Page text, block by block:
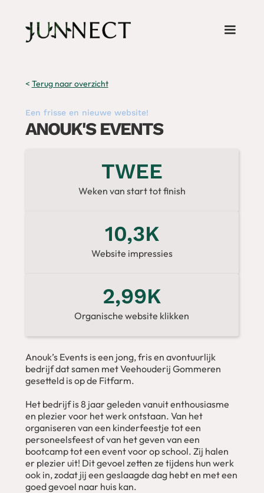
< Terug naar overzicht
Een frisse en nieuwe website!
ANOUK'S EVENTS
TWEE
Weken van start tot finish
10,3K
Website impressies
2,99K
Organische website klikken
Anouk’s Events is een jong, fris en avontuurlijk
bedrijf dat samen met Veehouderij Gommeren
gesetteld is op de Fitfarm.
Het bedrijf is 8 jaar geleden vanuit enthousiasme
en plezier voor het werk ontstaan. Van het
organiseren van een kinderfeestje tot een
personeelsfeest of van het geven van een
bootcamp tot een event voor op school. Zij halen
er plezier uit! Dit gevoel zetten ze tijdens hun werk
ook in, zodat jij een geslaagde dag hebt en met een
goed gevoel naar huis kan.